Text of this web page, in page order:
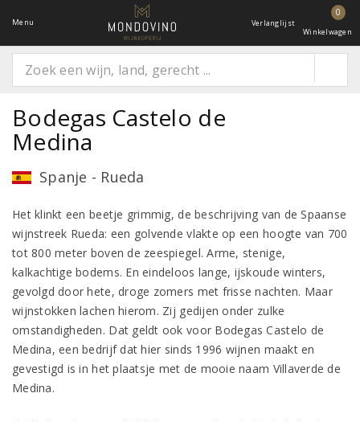
Menu Verlanglijst
0
Winkelwagen
Bodegas Castelo de
Medina
Spanje - Rueda
Het klinkt een beetje grimmig, de beschrijving van de Spaanse
wijnstreek Rueda: een golvende vlakte op een hoogte van 700
tot 800 meter boven de zeespiegel. Arme, stenige,
kalkachtige bodems. En eindeloos lange, ijskoude winters,
gevolgd door hete, droge zomers met frisse nachten. Maar
wijnstokken lachen hierom. Zij gedijen onder zulke
omstandigheden. Dat geldt ook voor Bodegas Castelo de
Medina, een bedrijf dat hier sinds 1996 wijnen maakt en
gevestigd is in het plaatsje met de mooie naam Villaverde de
Medina.